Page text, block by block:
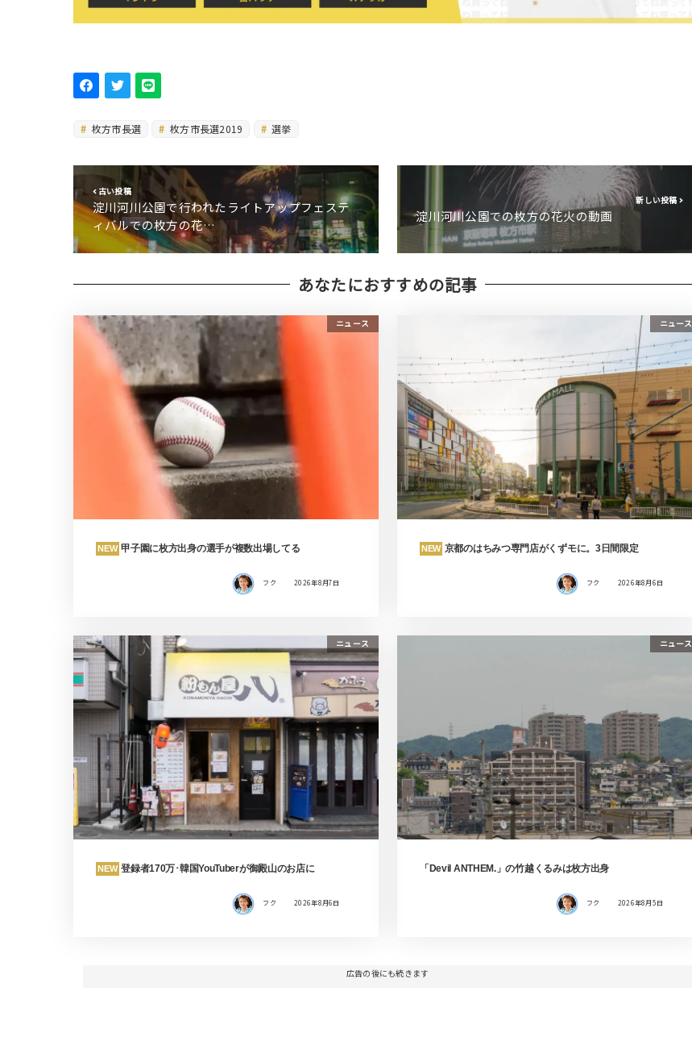
枚方市長選 枚方市長選2019 選挙
古い投稿
淀川河川公園で行われたライトアップフェステ
ィバルでの枚方の花…
新しい投稿
淀川河川公園での枚方の花火の動画
あなたにおすすめの記事
ニュース
NEW 甲子園に枚方出身の選手が複数出場してる
フク 2026年8月7日
ニュース
NEW 京都のはちみつ専門店がくずモに。3日間限定
フク 2026年8月6日
ニュース
NEW 登録者170万･韓国YouTuberが御殿山のお店に
フク 2026年8月6日
ニュース
「Devil ANTHEM.」の竹越くるみは枚方出身
フク 2026年8月5日
広告の後にも続きます